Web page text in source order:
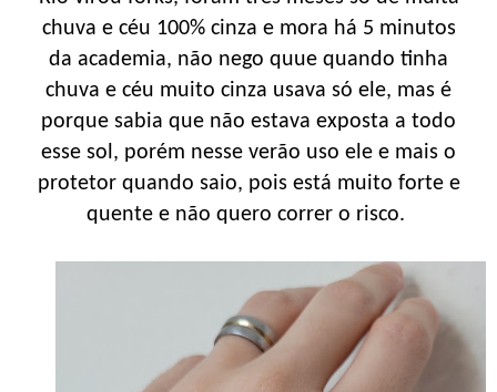
chuva e céu 100% cinza e mora há 5 minutos
da academia, não nego quue quando tinha
chuva e céu muito cinza usava só ele, mas é
porque sabia que não estava exposta a todo
esse sol, porém nesse verão uso ele e mais o
protetor quando saio, pois está muito forte e
quente e não quero correr o risco.